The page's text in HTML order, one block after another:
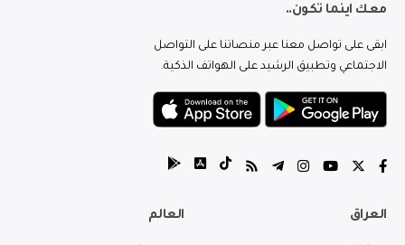
معك اينما تكون..
ابقى على تواصل معنا عبر منصاتنا على التواصل
الاجتماعي وتطبيق الرشيد على الهواتف الذكية.
العراق العالم